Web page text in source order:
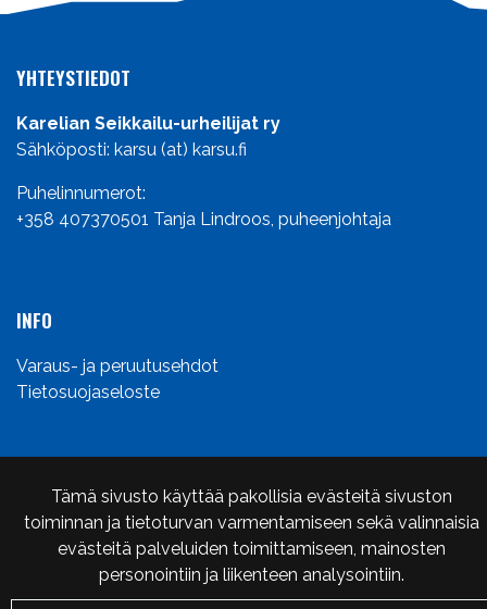
Tämä sivusto käyttää pakollisia evästeitä sivuston
toiminnan ja tietoturvan varmentamiseen sekä valinnaisia
evästeitä palveluiden toimittamiseen, mainosten
personointiin ja liikenteen analysointiin.
YHTEYSTIEDOT
Karelian Seikkailu-urheilijat ry
Sähköposti: karsu (at) karsu.fi
Puhelinnumerot:
+358 407370501 Tanja Lindroos, puheenjohtaja
INFO
Varaus- ja peruutusehdot
Tietosuojaseloste
© Karelian Seikkailu-urheilijat ry Karsu 2024. Sivusto:
atFlow .